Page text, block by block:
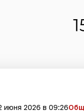
июня 2026 в 09:26